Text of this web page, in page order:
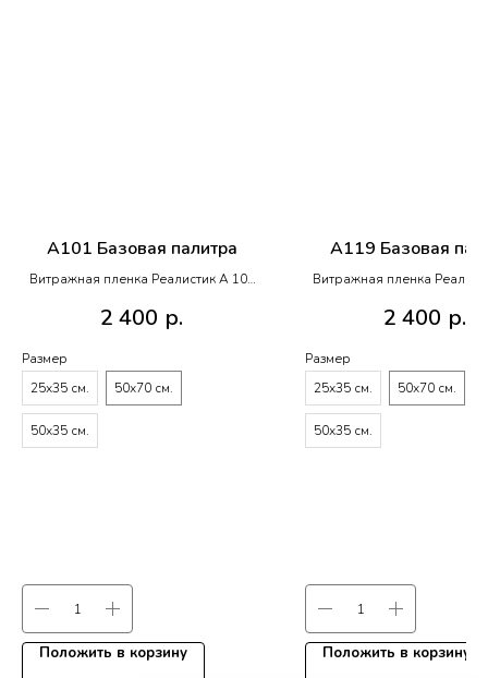
A101 Базовая палитра
Витражная пленка Реалистик A 101
2 400 р.
Размер
25х35 см.
50х70 см.
50х35 см.
Положить в корзину
A119 Базовая
Витражная пленка
2 400 р.
Размер
25х35 см.
50х70 см.
50х35 см.
Положить в корзину